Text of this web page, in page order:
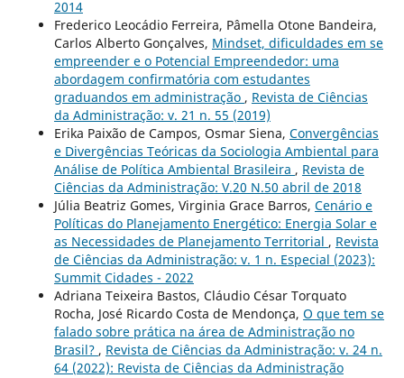
2014
Frederico Leocádio Ferreira, Pâmella Otone Bandeira,
Carlos Alberto Gonçalves, Mindset, dificuldades em se
empreender e o Potencial Empreendedor: uma
abordagem confirmatória com estudantes
graduandos em administração , Revista de Ciências
da Administração: v. 21 n. 55 (2019)
Erika Paixão de Campos, Osmar Siena, Convergências
e Divergências Teóricas da Sociologia Ambiental para
Análise de Política Ambiental Brasileira , Revista de
Ciências da Administração: V.20 N.50 abril de 2018
Júlia Beatriz Gomes, Virginia Grace Barros, Cenário e
Políticas do Planejamento Energético: Energia Solar e
as Necessidades de Planejamento Territorial , Revista
de Ciências da Administração: v. 1 n. Especial (2023):
Summit Cidades - 2022
Adriana Teixeira Bastos, Cláudio César Torquato
Rocha, José Ricardo Costa de Mendonça, O que tem se
falado sobre prática na área de Administração no
Brasil? , Revista de Ciências da Administração: v. 24 n.
64 (2022): Revista de Ciências da Administração